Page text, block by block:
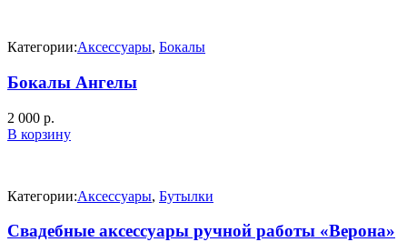
Категории:Аксессуары, Бокалы
Бокалы Ангелы
2 000 р.
В корзину
Категории:Аксессуары, Бутылки
Свадебные аксессуары ручной работы «Верона»